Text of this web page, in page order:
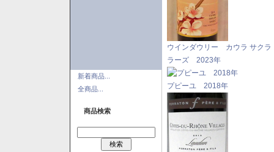
新着商品...
全商品...
商品検索
ウインダウリー カウラ サクラ
ラーズ 2023年
プピーユ 2018年